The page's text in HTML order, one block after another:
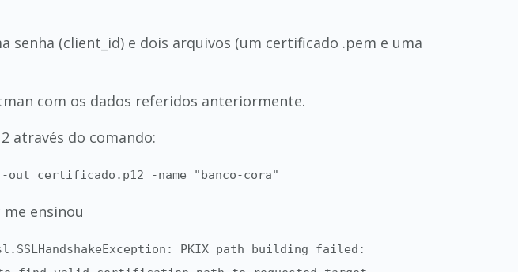
senha (client_id) e dois arquivos (um certificado .pem e uma
com os dados referidos anteriormente.
através do comando:
certificado.p12 -name "banco-cora"
ensinou
PKIX path building failed: